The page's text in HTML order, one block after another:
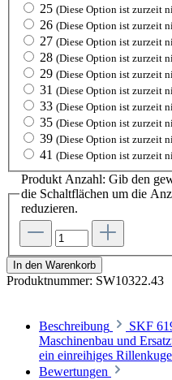
25 (Diese Option ist zurzeit
26 (Diese Option ist zurzeit
27 (Diese Option ist zurzeit
28 (Diese Option ist zurzeit
29 (Diese Option ist zurzeit
31 (Diese Option ist zurzeit
33 (Diese Option ist zurzeit
35 (Diese Option ist zurzeit
39 (Diese Option ist zurzeit
41 (Diese Option ist zurzeit
Produkt Anzahl: Gib den
die Schaltflächen um die
reduzieren.
In den Warenkorb
Produktnummer: SW10322.43
Beschreibung
SKF
Maschinenbau und
ein einreihiges
Bewertungen